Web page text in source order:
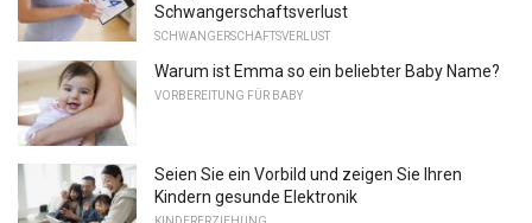
Schwangerschaftsverlust
SCHWANGERSCHAFTSVERLUST
Warum ist Emma so ein beliebter Baby Name?
VORBEREITUNG FÜR BABY
Seien Sie ein Vorbild und zeigen Sie Ihren
Kindern gesunde Elektronik